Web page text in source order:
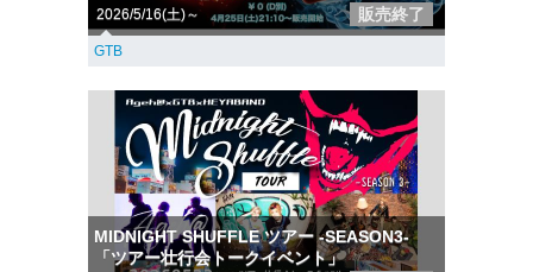
2026/5/16(土)～ 販売終了
GTB
MIDNIGHT SHUFFLE ツアー -SEASON3-
「ツアー壮行会トークイベント」